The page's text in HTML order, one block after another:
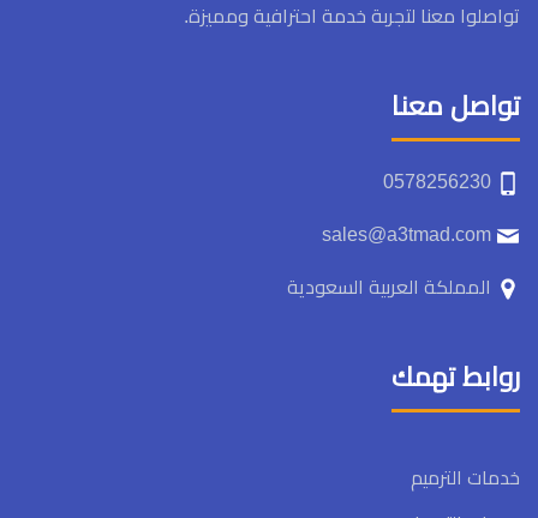
تواصلوا معنا لتجربة خدمة احترافية ومميزة.
تواصل معنا
المملكة العربية السعودية
روابط تهمك
خدمات الترميم